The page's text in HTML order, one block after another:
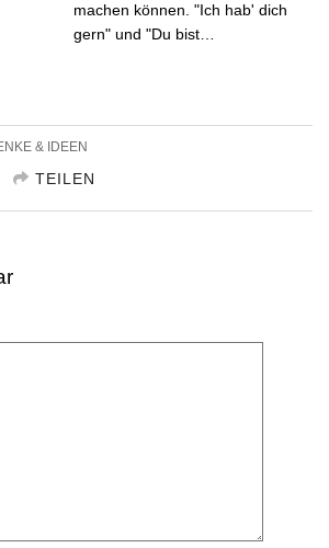
machen können. "Ich hab' dich
gern" und "Du bist…
& IDEEN
TEILEN
TWITTER
GOOGLE